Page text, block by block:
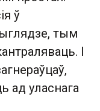
ў
тым
І
ад уласнага